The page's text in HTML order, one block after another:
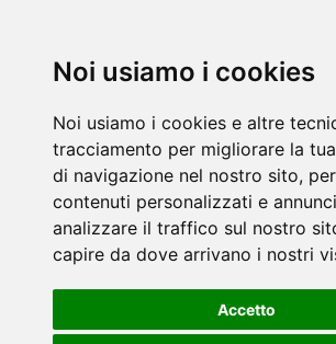
Noi usiamo i cookies
Noi usiamo i cookies e altre
tracciamento per migliorare la
di navigazione nel nostro sito,
contenuti personalizzati e
analizzare il traffico sul nostro
capire da dove arrivano i nostri
Accetto